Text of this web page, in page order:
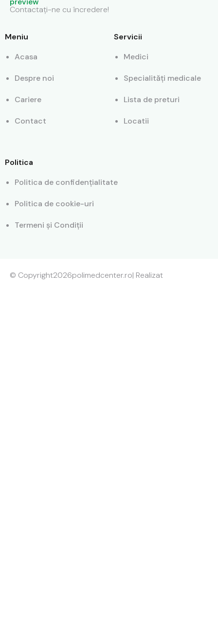
Contactați-ne cu încredere!
Meniu
Acasa
Despre noi
Cariere
Contact
Servicii
Medici
Specialități medicale
Lista de preturi
Locatii
Politica
Politica de confidențialitate
Politica de cookie-uri
Termeni și Condiții
© Copyright2026polimedcenter.ro| Realizat